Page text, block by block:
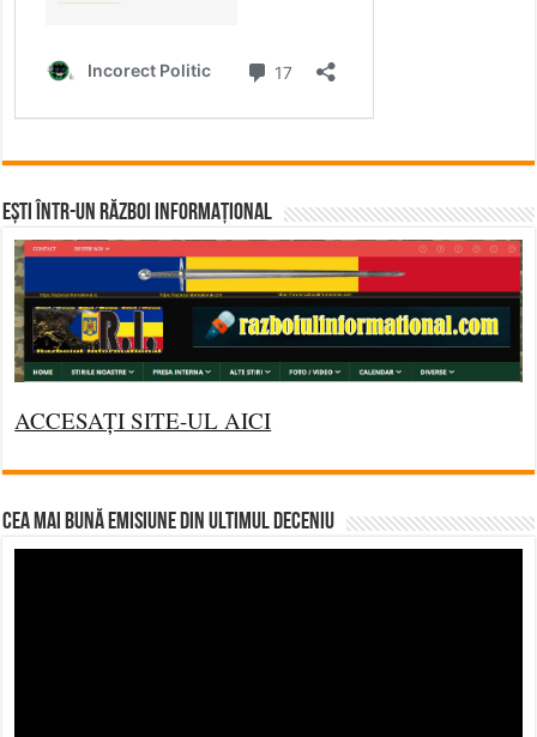
Ești într-un RĂZBOI INFORMAȚIONAL
ACCESAȚI SITE-UL AICI
CEA MAI BUNĂ EMISIUNE DIN ULTIMUL DECENIU